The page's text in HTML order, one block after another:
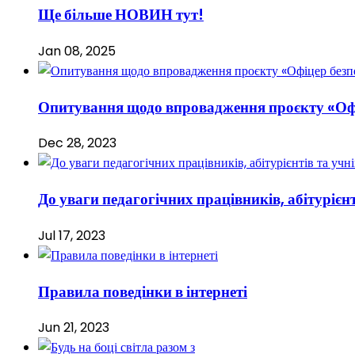
Ще більше НОВИН тут!
Jan 08, 2025
Опитування щодо впровадження проєкту
Dec 28, 2023
До уваги педагогічних працівників,
Jul 17, 2023
Правила поведінки в інтернеті
Jun 21, 2023